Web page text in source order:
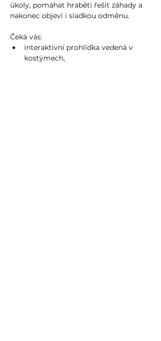
úkoly, pomáhat hraběti řešit záhady a
nakonec objeví i sladkou odměnu.
Čeká vás:
interaktivní prohlídka vedená v
kostýmech,